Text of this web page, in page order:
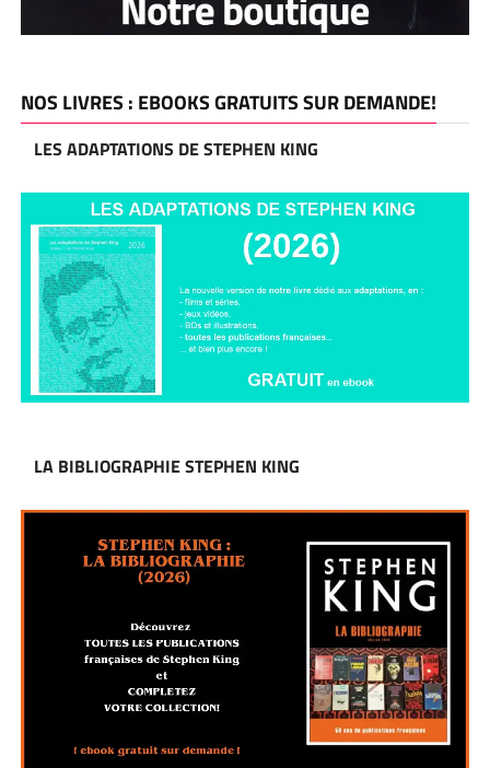
NOS LIVRES : EBOOKS GRATUITS SUR DEMANDE!
LES ADAPTATIONS DE STEPHEN KING
LA BIBLIOGRAPHIE STEPHEN KING